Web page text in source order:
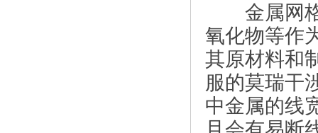
金属网格
氧化物等作
其原材料和
服的莫瑞干
中金属的线